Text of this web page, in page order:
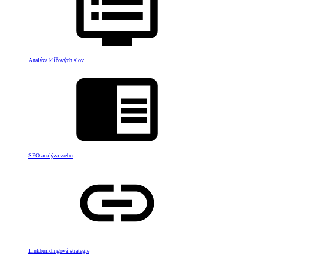
Analýza klíčových slov
SEO analýza webu
Linkbuildingová strategie